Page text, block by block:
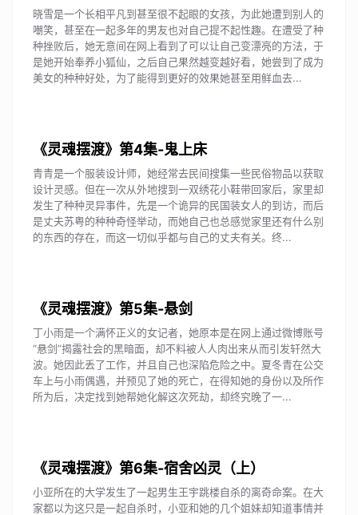
晓雪是一个长相平凡到甚至很不起眼的女孩，为此她遭到别人的
嘲笑，甚至在一起多年的男友也对自己提不起性趣。在遭受了种
种挫败后，她无意间在网上看到了可以让自己变漂亮的方法，于
是她开始奉养小狐仙，之后自己果然越变越好看，她尝到了成为
美女的种种好处，为了能得到更好的效果她甚至用鲜血去...
《灵魂摆渡》第4集-鬼上床
青青是一个服装设计师，她经常去民间搜集一些民俗物品以获取
设计灵感。但在一次从外地搜到一双绣花小鞋带回家后，家里却
发生了种种灵异事件，先是一个诡异的民国装女人的到访，而后
是丈夫苏粤的种种奇怪举动，而她自己也总感觉家里还有什么别
的东西的存在，而这一切似乎都与自己的丈夫有关。终...
《灵魂摆渡》第5集-悬剑
丁小雨是一个满怀正义的女记者，她原本是在网上通过微博账号
“悬剑”揭露社会的黑暗面，却不料被人人肉出来从而引发轩然大
波。她因此丢了工作，并且自己也深陷危险之中。夏冬青在公交
车上与小雨偶遇，并预见了她的死亡，在得知她的身份以及所作
所为后，决定找到她帮她化解这次死劫，却终究晚了一...
《灵魂摆渡》第6集-宿舍凶灵（上）
小亚所在的大学发生了一起男生王宇跳楼自杀的离奇命案。在大
家都以为这只是一起自杀时，小亚和她的几个姐妹却知道事情并